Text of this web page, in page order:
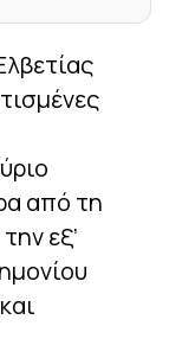
από τη
εξ’